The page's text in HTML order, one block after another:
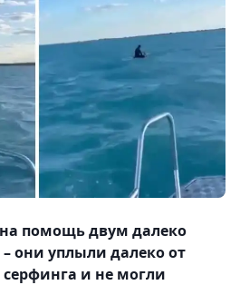
помощь двум далеко
они уплыли далеко от
серфинга и не могли